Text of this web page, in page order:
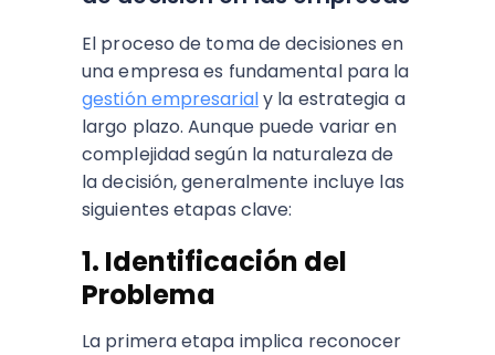
El proceso de toma de decisiones en
una empresa es fundamental para la
gestión empresarialy la estrategia a
largo plazo. Aunque puede variar en
complejidad según la naturaleza de
la decisión, generalmente incluye las
siguientes etapas clave:
1. Identificación del
Problema
La primera etapa implica reconocer